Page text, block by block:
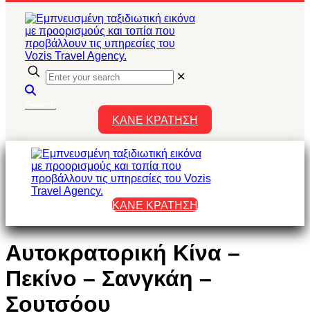
✕
ΚΑΝΕ ΚΡΑΤΗΣΗ
ΚΑΝΕ ΚΡΑΤΗΣΗ
Αυτοκρατορική Κίνα –
Πεκίνο – Σανγκάη –
Σουτσόου